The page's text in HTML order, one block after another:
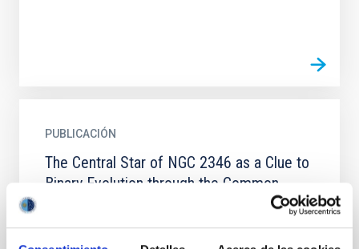
PUBLICACIÓN
The Central Star of NGC 2346 as a Clue to
Binary Evolution through the Common
We present an analysis of the binary central star of